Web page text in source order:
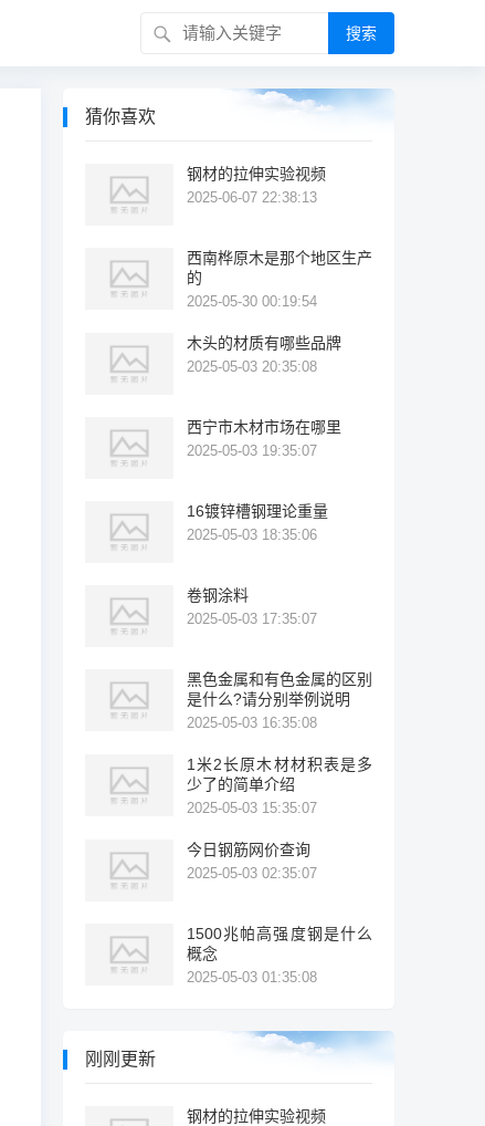
搜索
猜你喜欢
钢材的拉伸实验视频
2025-06-07 22:38:13
西南桦原木是那个地区生产
的
2025-05-30 00:19:54
木头的材质有哪些品牌
2025-05-03 20:35:08
西宁市木材市场在哪里
2025-05-03 19:35:07
16镀锌槽钢理论重量
2025-05-03 18:35:06
卷钢涂料
2025-05-03 17:35:07
黑色金属和有色金属的区别
是什么?请分别举例说明
2025-05-03 16:35:08
1米2长原木材材积表是多
少了的简单介绍
2025-05-03 15:35:07
今日钢筋网价查询
2025-05-03 02:35:07
1500兆帕高强度钢是什么
概念
2025-05-03 01:35:08
刚刚更新
钢材的拉伸实验视频